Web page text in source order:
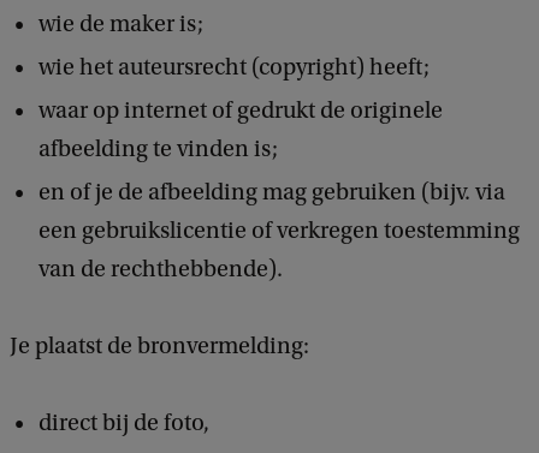
wie de maker is;
wie het auteursrecht (copyright) heeft;
waar op internet of gedrukt de originele
afbeelding te vinden is;
en of je de afbeelding mag gebruiken (bijv. via
een gebruikslicentie of verkregen toestemming
van de rechthebbende).
Je plaatst de bronvermelding:
direct bij de foto,